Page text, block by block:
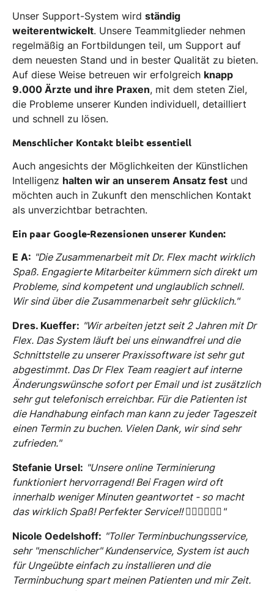
Unser Support-System wird ständig
weiterentwickelt. Unsere Teammitglieder nehmen
regelmäßig an Fortbildungen teil, um Support auf
dem neuesten Stand und in bester Qualität zu bieten.
Auf diese Weise betreuen wir erfolgreich knapp
9.000 Ärzte und ihre Praxen, mit dem steten Ziel,
die Probleme unserer Kunden individuell, detailliert
und schnell zu lösen.
Menschlicher Kontakt bleibt essentiell
Auch angesichts der Möglichkeiten der Künstlichen
Intelligenz halten wir an unserem Ansatz fest und
möchten auch in Zukunft den menschlichen Kontakt
als unverzichtbar betrachten.
Ein paar Google-Rezensionen unserer Kunden:
E A: "Die Zusammenarbeit mit Dr. Flex macht wirklich
Spaß. Engagierte Mitarbeiter kümmern sich direkt um
Probleme, sind kompetent und unglaublich schnell.
Wir sind über die Zusammenarbeit sehr glücklich."
Dres. Kueffer: "Wir arbeiten jetzt seit 2 Jahren mit Dr
Flex. Das System läuft bei uns einwandfrei und die
Schnittstelle zu unserer Praxissoftware ist sehr gut
abgestimmt. Das Dr Flex Team reagiert auf interne
Änderungswünsche sofort per Email und ist zusätzlich
sehr gut telefonisch erreichbar. Für die Patienten ist
die Handhabung einfach man kann zu jeder Tageszeit
einen Termin zu buchen. Vielen Dank, wir sind sehr
zufrieden."
Stefanie Ursel: "Unsere online Terminierung
funktioniert hervorragend! Bei Fragen wird oft
innerhalb weniger Minuten geantwortet - so macht
das wirklich Spaß! Perfekter Service!! 👍🏻👍🏻👍🏻"
Nicole Oedelshoff: "Toller Terminbuchungsservice,
sehr "menschlicher" Kundenservice, System ist auch
für Ungeübte einfach zu installieren und die
Terminbuchung spart meinen Patienten und mir Zeit.